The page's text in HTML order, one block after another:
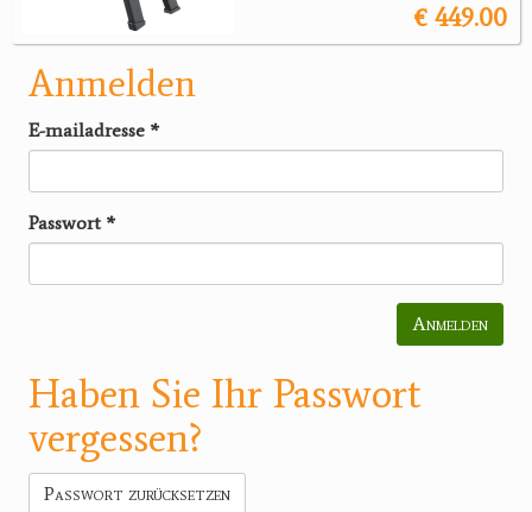
€ 449.00
Anmelden
E-mailadresse *
Passwort *
Anmelden
Haben Sie Ihr Passwort
vergessen?
Passwort zurücksetzen